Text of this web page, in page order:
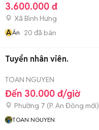
3.600.000 đ
Xã Bình Hưng
ÂÂn 20 đã bán
Tuyển nhân viên.
TOAN NGUYEN
Đến 30.000 đ/giờ
Phường 7 (P. An Đông mới)
TOAN NGUYEN